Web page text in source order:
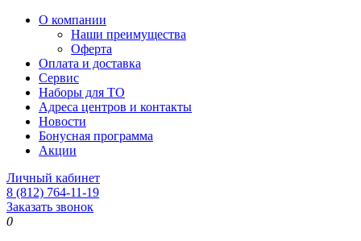
О компании
Наши преимущества
Оферта
Оплата и доставка
Сервис
Наборы для ТО
Адреса центров и контакты
Новости
Бонусная программа
Акции
Личный кабинет
8 (812) 764-11-19
Заказать звонок
0